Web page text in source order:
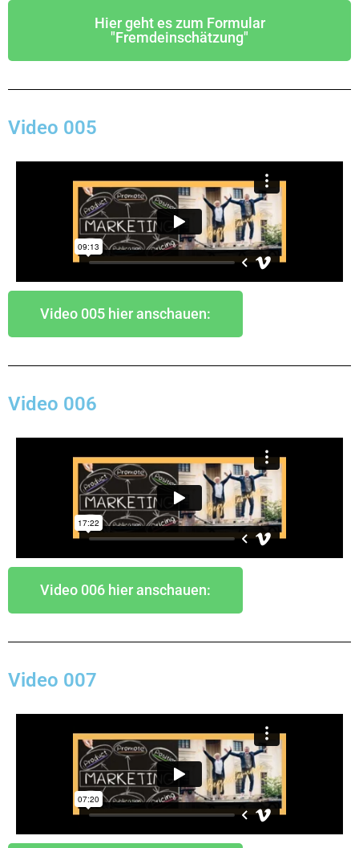
Hier geht es zum Formular
"Fremdeinschätzung"
Video 005
Video 005 hier anschauen:
Video 006
Video 006 hier anschauen:
Video 007